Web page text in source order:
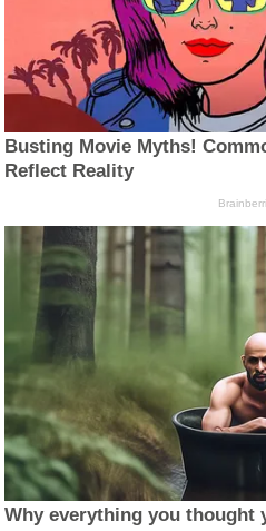
Busting Movie Myths!
Reflect Reality
Why everything you thought